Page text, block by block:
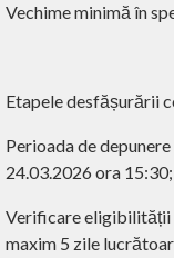
Vechime minimă în
Etapele desfășurării
Perioada de
24.03.2026 ora 15:30;
Verificare eligibilității
maxim 5 zile